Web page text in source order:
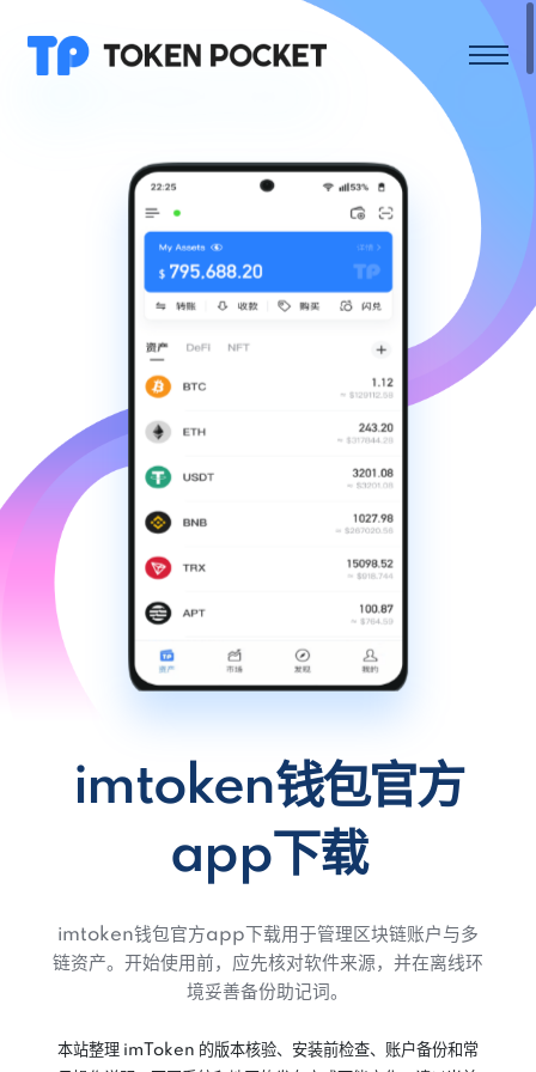
imtoken钱包官方
app下载
imtoken钱包官方app下载用于管理区块链账户与多
链资产。开始使用前，应先核对软件来源，并在离线环
境妥善备份助记词。
本站整理 imToken 的版本核验、安装前检查、账户备份和常